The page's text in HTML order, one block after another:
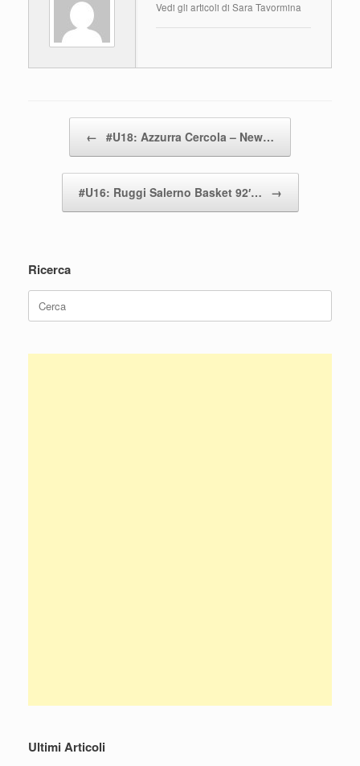
o
o
k
di
Vedi gli articoli di Sara Tavormina
← #U18: Azzurra Cercola – New…
#U16: Ruggi Salerno Basket 92′… →
Ricerca
Ricerca
per:
Ultimi Articoli